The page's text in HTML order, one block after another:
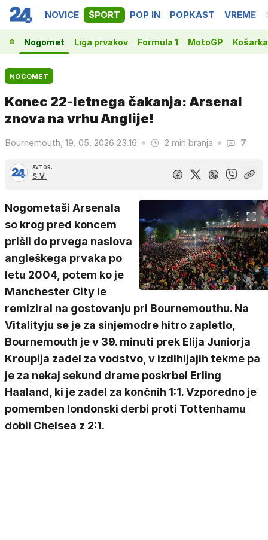
NOVICE ŠPORT POP IN POPKAST VREME
Nogomet Liga prvakov Formula 1 MotoGP Košarka
NOGOMET
Konec 22-letnega čakanja: Arsenal
znova na vrhu Anglije!
Bournemouth, 19. 05. 2026 23.16 2 min branja 7
AVTOR:
S.V.
Nogometaši Arsenala
so krog pred koncem
prišli do prvega naslova
angleškega prvaka po
letu 2004, potem ko je
Manchester City le
remiziral na gostovanju pri Bournemouthu. Na
Vitalityju se je za sinjemodre hitro zapletlo,
Bournemouth je v 39. minuti prek Elija Juniorja
Kroupija zadel za vodstvo, v izdihljajih tekme pa
je za nekaj sekund drame poskrbel Erling
Haaland, ki je zadel za končnih 1:1. Vzporedno je
pomemben londonski derbi proti Tottenhamu
dobil Chelsea z 2:1.